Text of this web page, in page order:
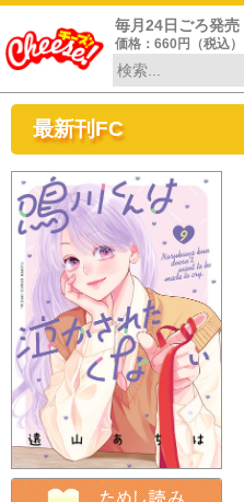
毎月24日ごろ発売
価格：660円（税込）
最新刊FC